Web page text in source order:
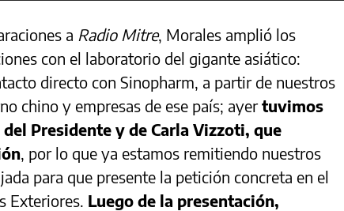
a Radio Mitre, Morales amplió los
con el laboratorio del gigante asiático:
directo con Sinopharm, a partir de nuestros
chino y empresas de ese país; ayertuvimos
Presidente y de Carla Vizzoti, que
, por lo que ya estamos remitiendo nuestros
para que presente la petición concreta en el
Exteriores. Luego de la presentación,